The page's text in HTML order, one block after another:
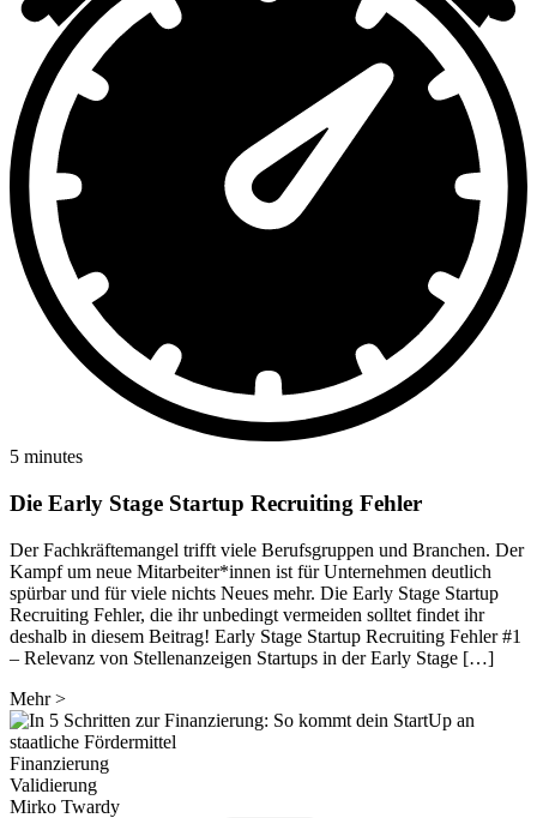
5 minutes
Die Early Stage Startup Recruiting Fehler
Der Fachkräftemangel trifft viele Berufsgruppen und Branchen. Der
Kampf um neue Mitarbeiter*innen ist für Unternehmen deutlich
spürbar und für viele nichts Neues mehr. Die Early Stage Startup
Recruiting Fehler, die ihr unbedingt vermeiden solltet findet ihr
deshalb in diesem Beitrag! Early Stage Startup Recruiting Fehler #1
– Relevanz von Stellenanzeigen Startups in der Early Stage […]
Mehr>
Finanzierung
Validierung
Mirko Twardy